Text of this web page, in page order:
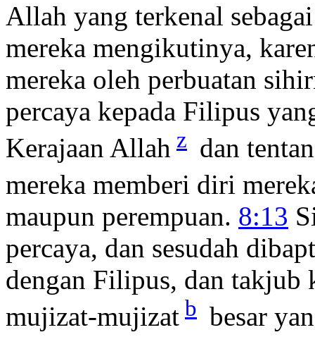
Allah yang terkenal
mereka mengikutinya,
mereka oleh perbuatan
percaya kepada Filipus
Kerajaan Allah z dan
mereka memberi diri
maupun perempuan. 8:13
percaya, dan sesudah
dengan Filipus, dan takjub
mujizat-mujizat b besar